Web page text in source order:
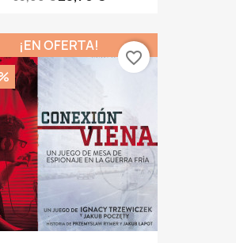
¡EN OFERTA!
favorite_border